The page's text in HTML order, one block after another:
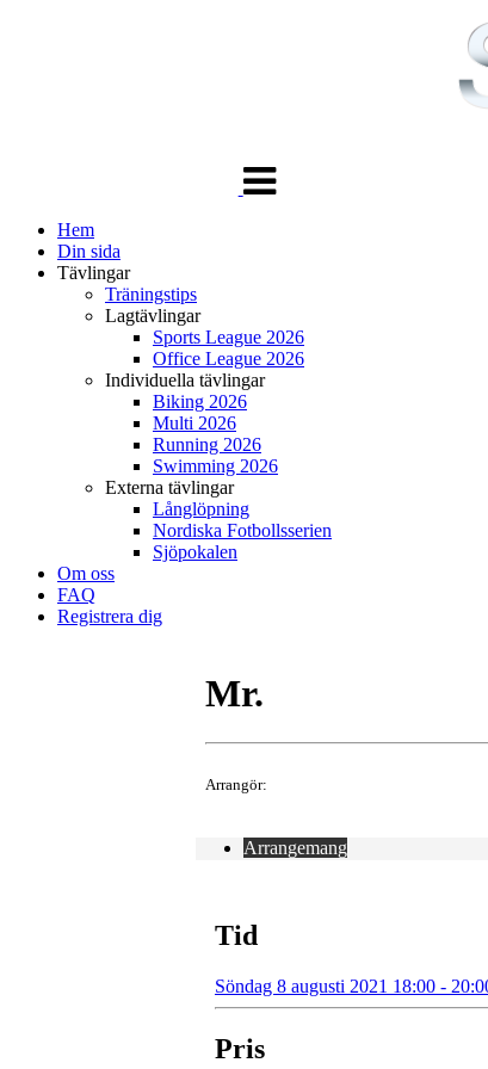
navigering
Hem
Din sida
Tävlingar
Träningstips
Lagtävlingar
Sports League 2026
Office League 2026
Individuella tävlingar
Biking 2026
Multi 2026
Running 2026
Swimming 2026
Externa tävlingar
Långlöpning
Nordiska Fotbollsserien
Sjöpokalen
Om oss
FAQ
Registrera dig
Mr.
Arrangör:
Arrangemang
Tid
Söndag 8 augusti 2021 18:00 -
Pris